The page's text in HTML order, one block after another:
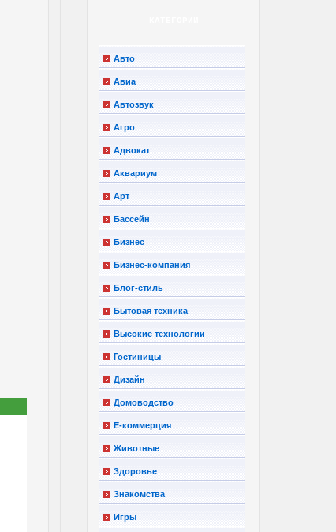
Авто
Авиа
Автозвук
Агро
Адвокат
Аквариум
Арт
Бассейн
Бизнес
Бизнес-компания
Блог-стиль
Бытовая техника
Высокие технологии
Гостиницы
Дизайн
Домоводство
Е-коммерция
Животные
Здоровье
Знакомства
Игры